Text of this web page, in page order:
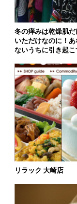
冬の痒みは乾燥肌
いただけなのに！
ないうちに引き起こ
リラック 大崎店